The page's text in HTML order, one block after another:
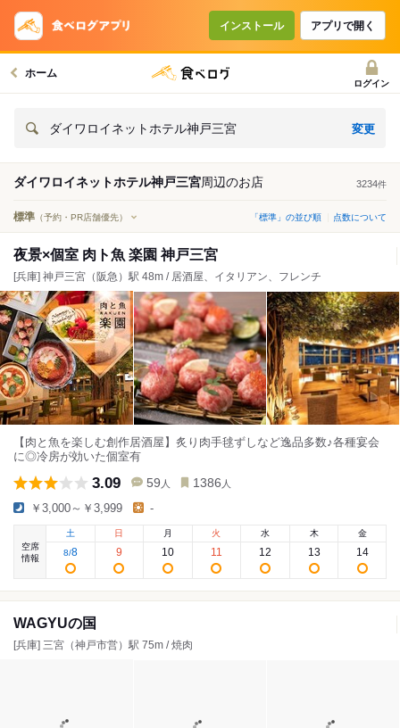
インストール アプリで開く
ホーム
ログイン
ダイワロイネットホテル神戸三宮 変更
ダイワロイネットホテル神戸三宮周辺のお店 3234件
標準 （予約・PR店舗優先） 「標準」の並び順 点数について
夜景×個室 肉ト魚 楽園 神戸三宮
[兵庫] 神戸三宮（阪急）駅 48m / 居酒屋、イタリアン、フレンチ
【肉と魚を楽しむ創作居酒屋】炙り肉手毬ずしなど逸品多数♪各種宴会
に◎冷房が効いた個室有
3.09 59 人 1386 人
￥3,000～￥3,999 -
空席
情報
土
8/8
日
9
月
10
火
11
水
12
木
13
金
14
WAGYUの国
[兵庫] 三宮（神戸市営）駅 75m / 焼肉